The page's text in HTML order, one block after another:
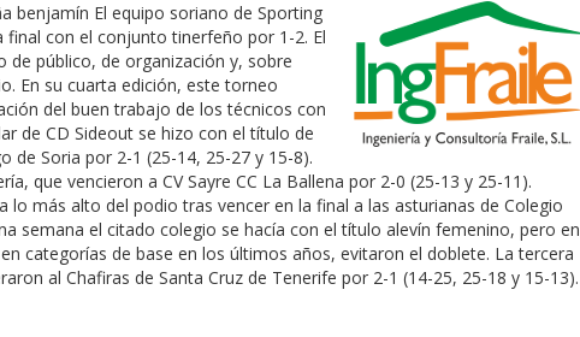
benjamín El equipo soriano de Sporting
con el conjunto tinerfeño por 1-2. El
de público, de organización y, sobre
En su cuarta edición, este torneo
del buen trabajo de los técnicos con
de CD Sideout se hizo con el título de
de Soria por 2-1 (25-14, 25-27 y 15-8).
que vencieron a CV Sayre CC La Ballena por 2-0 (25-13 y 25-11).
más alto del podio tras vencer en la final a las asturianas de Colegio
semana el citado colegio se hacía con el título alevín femenino, pero en
categorías de base en los últimos años, evitaron el doblete. La tercera
al Chafiras de Santa Cruz de Tenerife por 2-1 (14-25, 25-18 y 15-13).